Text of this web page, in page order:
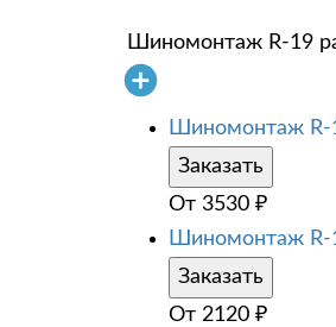
Шиномонтаж R-19
Шиномонтаж R-
Заказать
От 3530 ₽
Шиномонтаж R-
Заказать
От 2120 ₽